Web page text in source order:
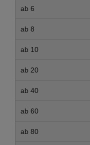
ab 6
ab 8
ab 10
ab 20
ab 40
ab 60
ab 80